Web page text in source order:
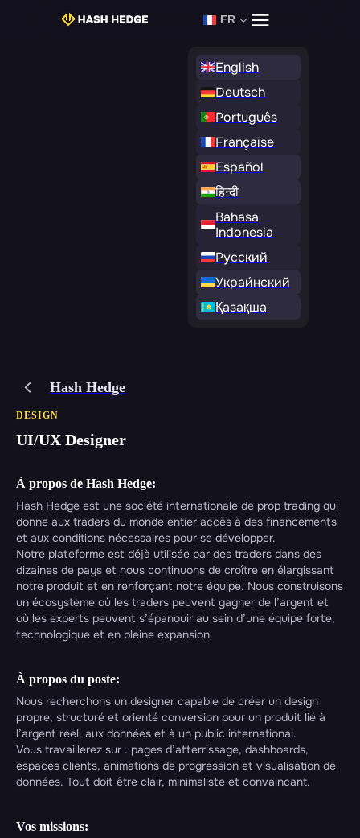
Connexion Commencer le défi FR
English
Deutsch
Português
Française
Español
हिन्दी
Bahasa
Indonesia
Русский
Украи́нский
Қазақша
Hash Hedge
DESIGN
UI/UX Designer
À propos de Hash Hedge:
Hash Hedge est une société internationale de prop trading qui
donne aux traders du monde entier accès à des financements
et aux conditions nécessaires pour se développer.
Notre plateforme est déjà utilisée par des traders dans des
dizaines de pays et nous continuons de croître en élargissant
notre produit et en renforçant notre équipe. Nous construisons
un écosystème où les traders peuvent gagner de l’argent et
où les experts peuvent s’épanouir au sein d’une équipe forte,
technologique et en pleine expansion.
À propos du poste:
Nous recherchons un designer capable de créer un design
propre, structuré et orienté conversion pour un produit lié à
l’argent réel, aux données et à un public international.
Vous travaillerez sur : pages d’atterrissage, dashboards,
espaces clients, animations de progression et visualisation de
données. Tout doit être clair, minimaliste et convaincant.
Vos missions: